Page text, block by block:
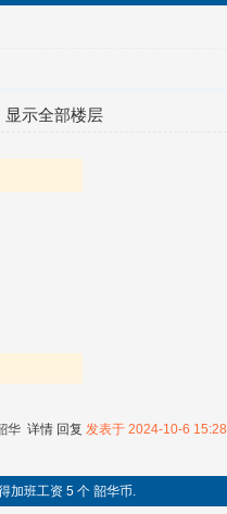
显示全部楼层
华 详情 回复 发表于 2024-10-6 15:28
加班工资 5 个 韶华币.